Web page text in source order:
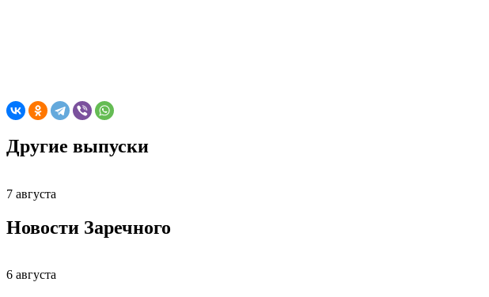
Другие выпуски
7 августа
Новости Заречного
6 августа